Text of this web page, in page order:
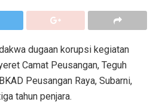
dugaan korupsi kegiatan
Camat Peusangan, Teguh
Peusangan Raya, Subarni,
tahun penjara.